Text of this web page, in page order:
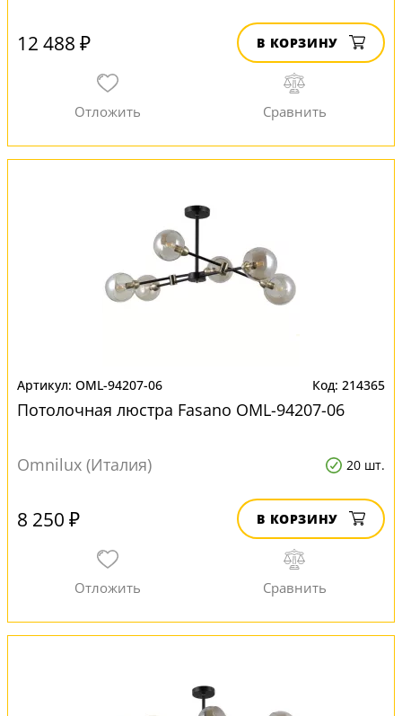
12 488 ₽ В КОРЗИНУ
OML-94207-06 214365
Потолочная люстра Fasano OML-94207-06
Omnilux (Италия) 20 шт.
8 250 ₽ В КОРЗИНУ